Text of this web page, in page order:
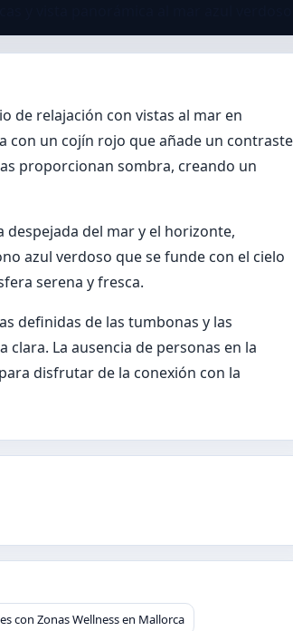
de relajación con vistas al mar en
con un cojín rojo que añade un contraste
proporcionan sombra, creando un
del mar y el horizonte,
azul verdoso que se funde con el cielo
serena y fresca.
definidas de las tumbonas y las
La ausencia de personas en la
disfrutar de la conexión con la
con Zonas Wellness en Mallorca